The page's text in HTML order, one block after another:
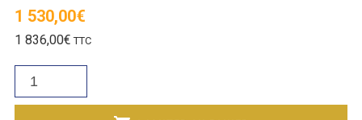
1 530,00€
1 836,00€ TTC
quantité